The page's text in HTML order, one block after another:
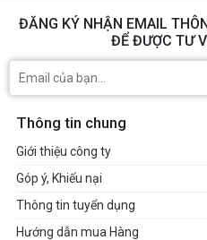
ĐĂNG KÝ NHẬN EMAIL
ĐỂ ĐƯỢC TƯ
Thông tin chung
Giới thiệu công ty
Góp ý, Khiếu nại
Thông tin tuyển dụng
Hướng dẫn mua Hàng